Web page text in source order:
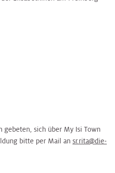
gebeten, sich über My Isi Town
bitte per Mail an sr.rita@die-